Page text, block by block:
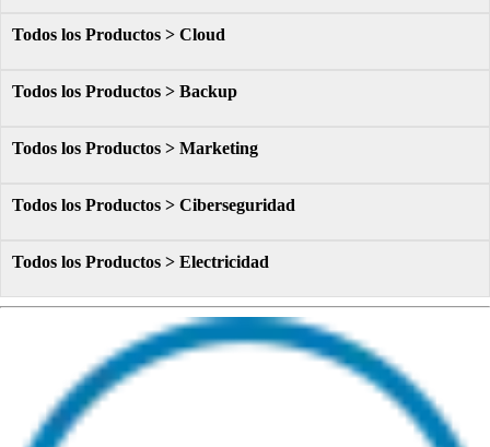
Todos los Productos > Cloud
Todos los Productos > Backup
Todos los Productos > Marketing
Todos los Productos > Ciberseguridad
Todos los Productos > Electricidad